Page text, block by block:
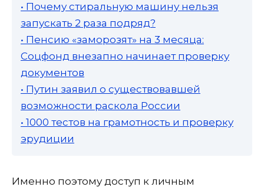
• Почему стиральную машину нельзя
запускать 2 раза подряд?
• Пенсию «заморозят» на 3 месяца:
Соцфонд внезапно начинает проверку
документов
• Путин заявил о существовавшей
возможности раскола России
• 1000 тестов на грамотность и проверку
эрудиции
Именно поэтому доступ к личным